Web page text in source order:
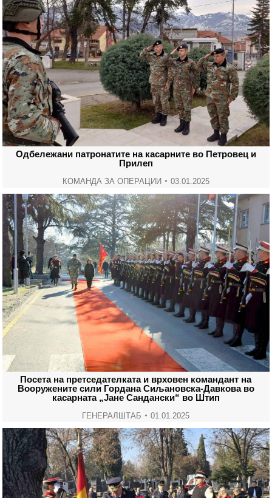
Одбележани патронатите на касарните во Петровец и
Прилеп
КОМАНДА ЗА ОПЕРАЦИИ 03.01.2025
Посета на претседателката и врховен командант на
Вооружените сили Гордана Сиљановска-Давкова во
касарната „Јане Сандански“ во Штип
ГЕНЕРАЛШТАБ 01.01.2025